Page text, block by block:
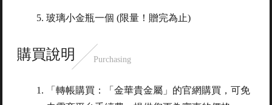
玻璃小金瓶一個 (限量！贈完為止)
購買說明 Purchasing
「轉帳購買：「金華貴金屬」的官網購買，可免